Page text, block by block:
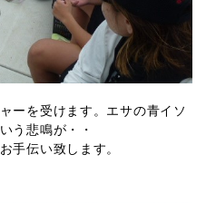
ーを受けます。エサの青イソ
う悲鳴が・・
手伝い致します。